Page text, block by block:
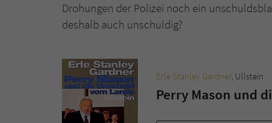
Drohungen der Polizei noch ein
deshalb auch unschuldig?
Erle Stanley Gardner, Ullstein
Perry Mason und